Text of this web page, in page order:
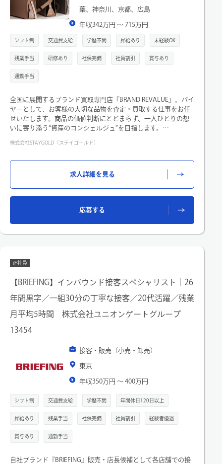
葉、神奈川、京都、広島
年収342万円 〜 715万円
シフト制 交通費支給 学歴不問 昇給あり 未経験OK
残業手当 研修あり 社保完備 社員割引 賞与あり
通勤手当
全国に展開するブランド買取専門店『BRAND REVALUE』。バイ
ヤーとして、お客様の大切な品物を査定・買取する仕事をお任
せいたします。商品の価値判断にとどまらず、一人ひとりの想
いに寄り添う“資産のコンシェルジュ”を目指します。
▼STEP1：ご来店・ヒアリング 完全個室でお迎えし、1組30分
するため、未経験の方も心配はありません！
▼STEP3：事務作業～発送 成約後は、社内システム入力、梱
サポートしあう文化が根付いています。店舗メンバーだけでな
携しています！
■完全反響型のため、飛び込み営業などは無く落ち着いて商談
に取り組むことができます。
株式会社STAYGOLD（ステイゴールド）
求人詳細を見る
応募する
正社員
【BRIEFING】インバウンド接客スペシャリスト｜26
年間黒字／一組30分の丁寧な接客／20代活躍／残業
月平均5時間 株式会社ユニオンゲートグループ
13454
接客・販売（小売・卸売）
東京
年収350万円 〜 400万円
シフト制 交通費支給 学歴不問 年間休日120日以上
昇給あり 残業手当 社保完備 社員割引 経験者優遇
賞与あり 通勤手当
自社ブランド『BRIEFING』販売・店長候補として各店舗での接